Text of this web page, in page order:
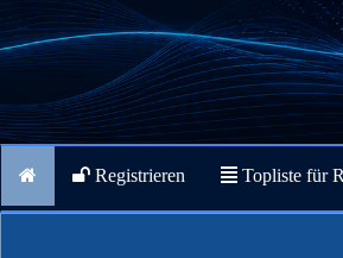
Registrieren Topliste für